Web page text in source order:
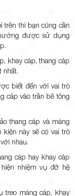
trên thì bạn cũng cần
được sử dụng
khay cáp, thang cáp
nhất.
biết đến với vai trò
cáp vào trần bê tông
thang cáp và máng
này sẽ có vai trò
nhau.
cáp hay khay cáp
nhiệm vụ đỡ hệ
treo máng cáp, khay